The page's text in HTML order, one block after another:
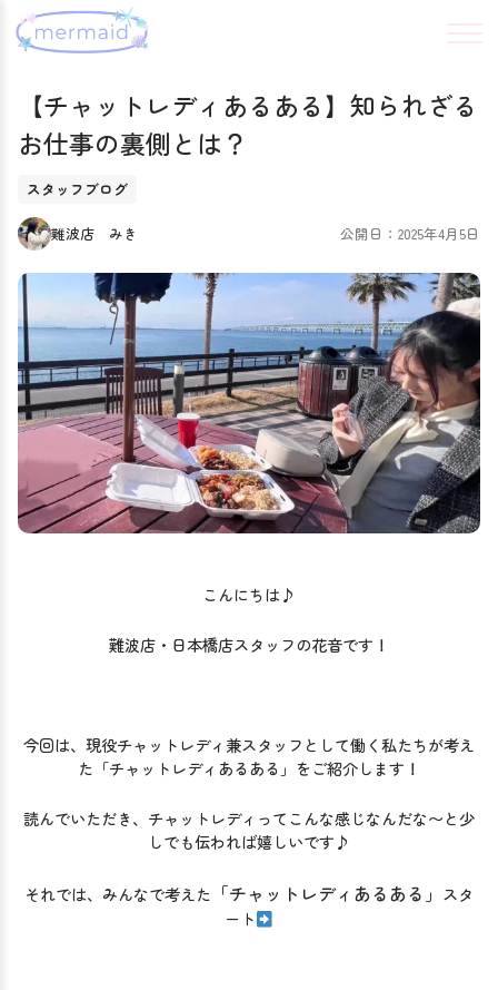
【チャットレディあるある】知られざる
お仕事の裏側とは？
スタッフブログ
難波店 みき 公開日：2025年4月5日
こんにちは♪
難波店・日本橋店スタッフの花音です！
今回は、現役チャットレディ兼スタッフとして働く私たちが考え
た「チャットレディあるある」をご紹介します！
読んでいただき、チャットレディってこんな感じなんだな〜と少
しでも伝われば嬉しいです♪
それでは、みんなで考えた 「チャットレディあるある」 スタ
ート